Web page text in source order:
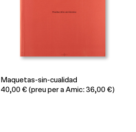
Maquetas-sin-cualidad
40,00 € (preu per a Amic: 36,00 €)